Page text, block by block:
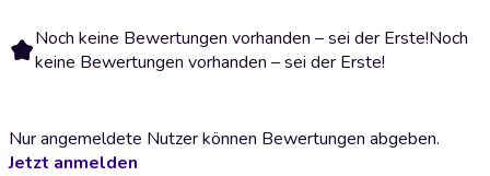
Noch keine Bewertungen vorhanden – sei der Erste!Noch
keine Bewertungen vorhanden – sei der Erste!
Nur angemeldete Nutzer können Bewertungen abgeben.
Jetzt anmelden